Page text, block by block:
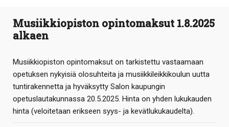
Musiikkiopiston opintomaksut 1.8.2025
alkaen
Musiikkiopiston opintomaksut on tarkistettu vastaamaan
opetuksen nykyisiä olosuhteita ja musiikkileikkikoulun uutta
tuntirakennetta ja hyväksytty Salon kaupungin
opetuslautakunnassa 20.5.2025. Hinta on yhden lukukauden
hinta (veloitetaan erikseen syys- ja kevätlukukaudelta).